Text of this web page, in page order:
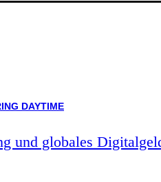
und globales